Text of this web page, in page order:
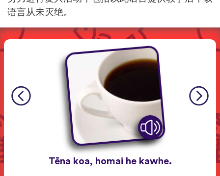
语言从未灭绝。
Tēna koa, homai he kawhe.